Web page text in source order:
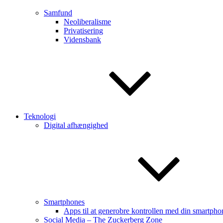
Samfund
Neoliberalisme
Privatisering
Vidensbank
Teknologi
Digital afhængighed
Smartphones
Apps til at generobre kontrollen med din
Social Media – The Zuckerberg Zone